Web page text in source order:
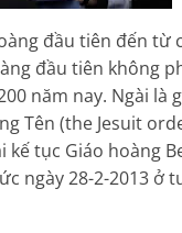
đầu tiên đến từ
đầu tiên không
năm nay. Ngài là
Tên (the Jesuit
kế tục Giáo hoàng
ngày 28-2-2013 ở